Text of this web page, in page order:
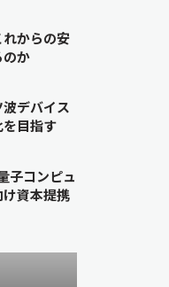
れからの安
のか
デバイス
目指す
子コンピュ
資本提携